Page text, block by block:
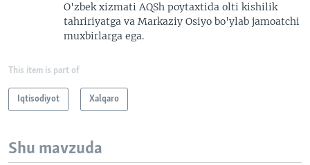
O'zbek xizmati AQSh poytaxtida olti kishilik
tahririyatga va Markaziy Osiyo bo'ylab jamoatchi
muxbirlarga ega.
This item is part of
Iqtisodiyot Xalqaro
Shu mavzuda